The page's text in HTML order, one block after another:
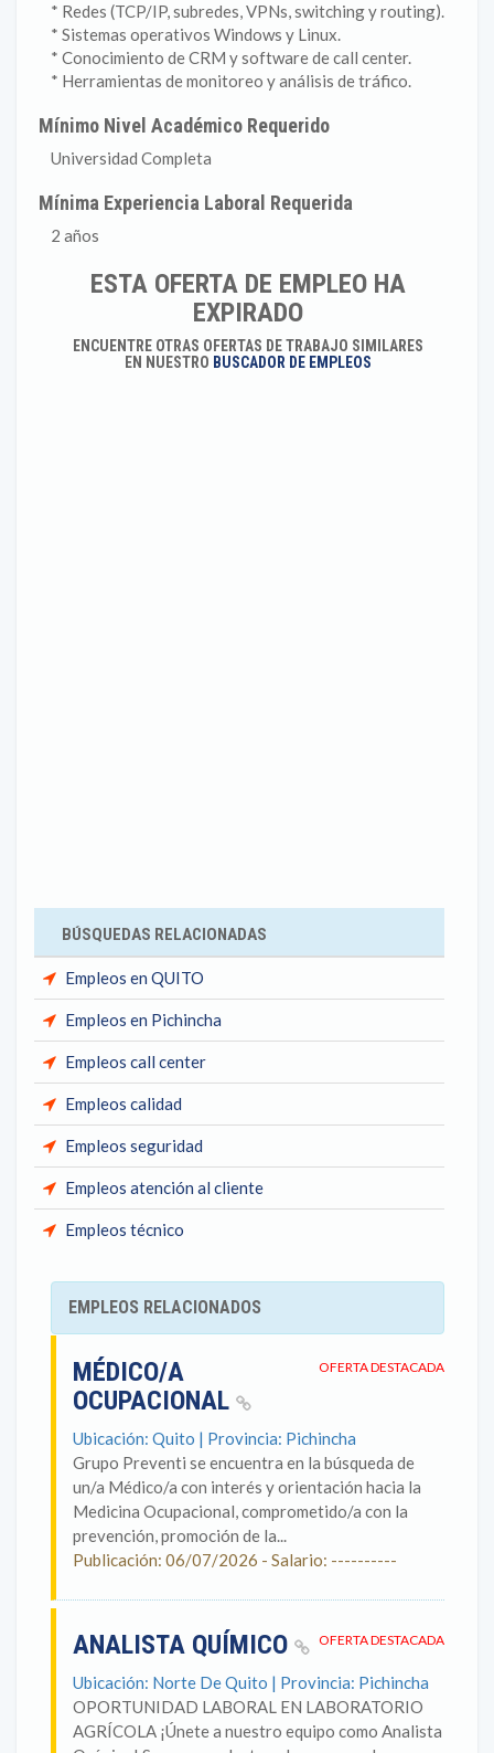
* Redes (TCP/IP, subredes, VPNs, switching y routing).
* Sistemas operativos Windows y Linux.
* Conocimiento de CRM y software de call center.
* Herramientas de monitoreo y análisis de tráfico.
Mínimo Nivel Académico Requerido
Universidad Completa
Mínima Experiencia Laboral Requerida
2 años
ESTA OFERTA DE EMPLEO HA
EXPIRADO
ENCUENTRE OTRAS OFERTAS DE TRABAJO SIMILARES
EN NUESTRO BUSCADOR DE EMPLEOS
BÚSQUEDAS RELACIONADAS
Empleos en QUITO
Empleos en Pichincha
Empleos call center
Empleos calidad
Empleos seguridad
Empleos atención al cliente
Empleos técnico
EMPLEOS RELACIONADOS
OFERTA DESTACADA
MÉDICO/A
OCUPACIONAL
Ubicación: Quito | Provincia: Pichincha
Grupo Preventi se encuentra en la búsqueda de
un/a Médico/a con interés y orientación hacia la
Medicina Ocupacional, comprometido/a con la
prevención, promoción de la...
Publicación: 06/07/2026 - Salario: ----------
OFERTA DESTACADA
ANALISTA QUÍMICO
Ubicación: Norte De Quito | Provincia: Pichincha
OPORTUNIDAD LABORAL EN LABORATORIO
AGRÍCOLA ¡Únete a nuestro equipo como Analista